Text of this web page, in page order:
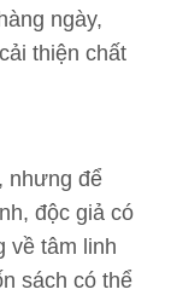
ngày,
thiện chất
nhưng để
độc giả có
về tâm linh
sách có thể